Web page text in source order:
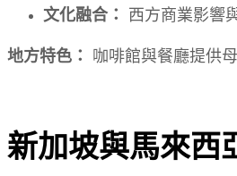
文化融合：
西方商業影響
地方特色： 咖啡館與餐廳提供
新加坡與馬來西